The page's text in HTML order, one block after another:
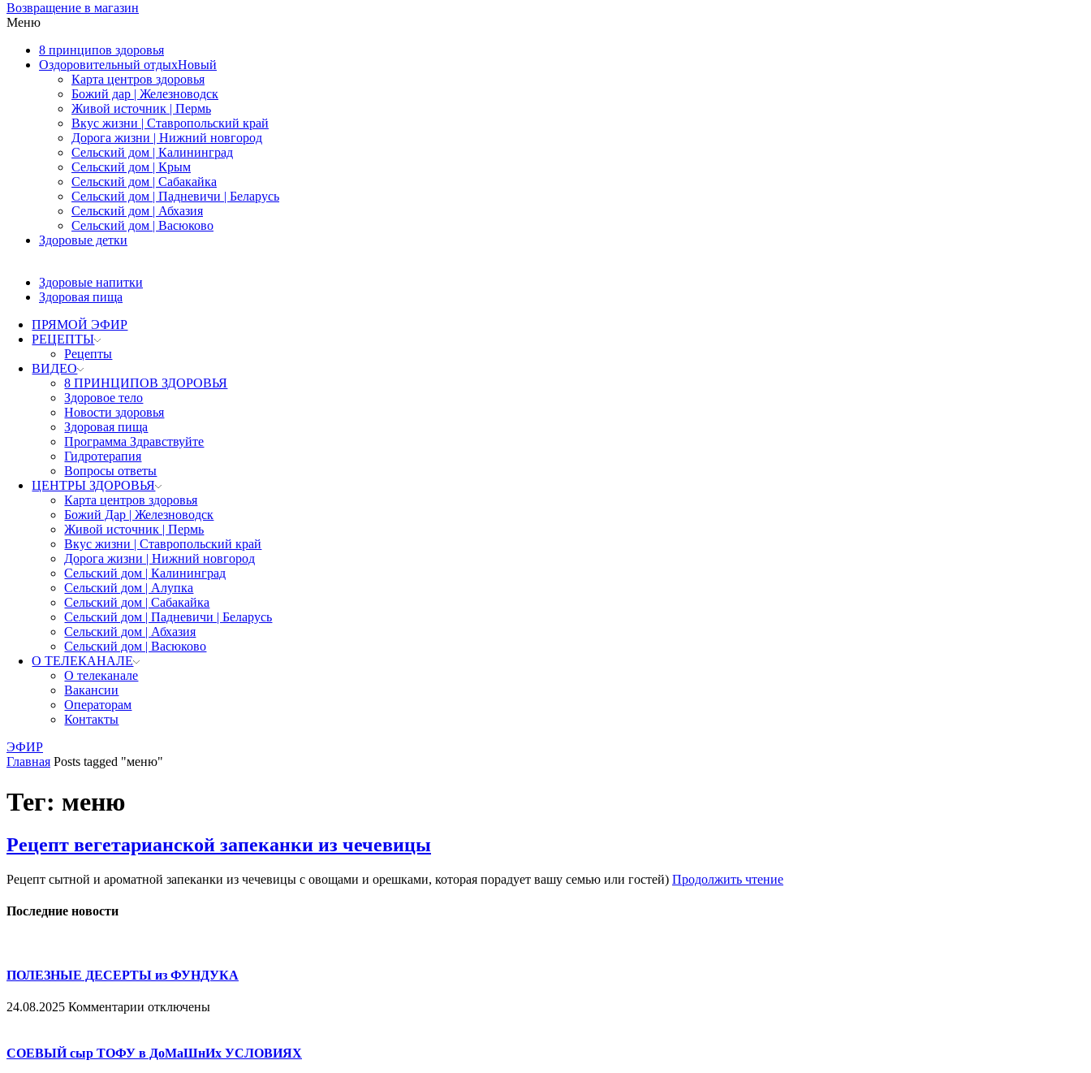
Возвращение в магазин
Меню
8 принципов здоровья
Оздоровительный отдыхНовый
Карта центров здоровья
Божий дар | Железноводск
Живой источник | Пермь
Вкус жизни | Ставропольский край
Дорога жизни | Нижний новгород
Сельский дом | Калининград
Сельский дом | Крым
Сельский дом | Сабакайка
Сельский дом | Падневичи | Беларусь
Сельский дом | Абхазия
Сельский дом | Васюково
Здоровые детки
Здоровые напитки
Здоровая пища
ПРЯМОЙ ЭФИР
РЕЦЕПТЫ
Рецепты
ВИДЕО
8 ПРИНЦИПОВ ЗДОРОВЬЯ
Здоровое тело
Новости здоровья
Здоровая пища
Программа Здравствуйте
Гидротерапия
Вопросы ответы
ЦЕНТРЫ ЗДОРОВЬЯ
Карта центров здоровья
Божий Дар | Железноводск
Живой источник | Пермь
Вкус жизни | Ставропольский край
Дорога жизни | Нижний новгород
Сельский дом | Калининград
Сельский дом | Алупка
Сельский дом | Сабакайка
Сельский дом | Падневичи | Беларусь
Сельский дом | Абхазия
Сельский дом | Васюково
О ТЕЛЕКАНАЛЕ
О телеканале
Вакансии
Операторам
Контакты
ЭФИР
Главная Posts tagged "меню"
Тег: меню
Рецепт вегетарианской запеканки из чечевицы
Рецепт сытной и ароматной запеканки из чечевицы с овощами и орешками, которая порадует вашу семью или гостей) Продолжить чтение
Последние новости
ПОЛЕЗНЫЕ ДЕСЕРТЫ из ФУНДУКА
24.08.2025 Комментарии к
ДЕСЕРТЫ
из
отключены
СОЕВЫЙ сыр ТОФУ в ДоМаШнИх УСЛОВИЯХ